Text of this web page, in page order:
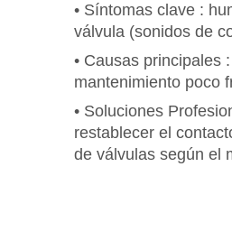
• Síntomas clave :
válvula (sonidos de
• Causas principales
mantenimiento poco
• Soluciones
restablecer el
de válvulas según el